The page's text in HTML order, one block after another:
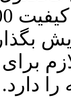
می‌تواند
برای